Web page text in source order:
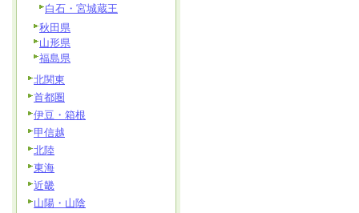
白石・宮城蔵王
秋田県
山形県
福島県
北関東
首都圏
伊豆・箱根
甲信越
北陸
東海
近畿
山陽・山陰